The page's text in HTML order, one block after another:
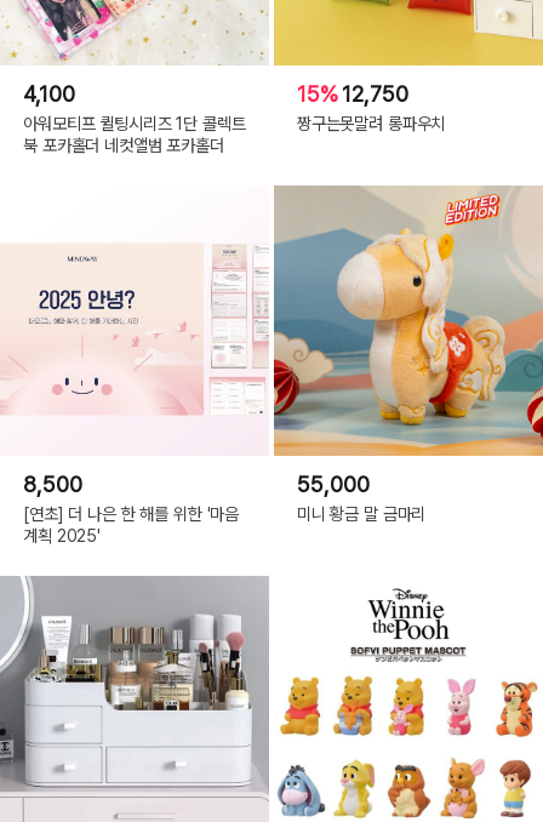
4,100
아워모티프 퀼팅시리즈 1단 콜렉트
북 포카홀더 네컷앨범 포카홀더
15%12,750
짱구는못말려 롱파우치
8,500
[연초] 더 나은 한 해를 위한 '마음
계획 2025'
55,000
미니 황금 말 금마리